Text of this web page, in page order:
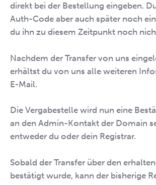
direkt bei der Bestellung eingeben.
Auth-Code aber auch später noch
du ihn zu diesem Zeitpunkt noch
Nachdem der Transfer von uns
erhältst du von uns alle weiteren
E-Mail.
Die Vergabestelle wird nun eine
an den Admin-Kontakt der Domain
entweder du oder dein Registrar.
Sobald der Transfer über den
bestätigt wurde, kann der bisherige